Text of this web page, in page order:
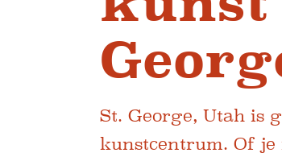
St. George, Utah is
kunstcentrum. Of je